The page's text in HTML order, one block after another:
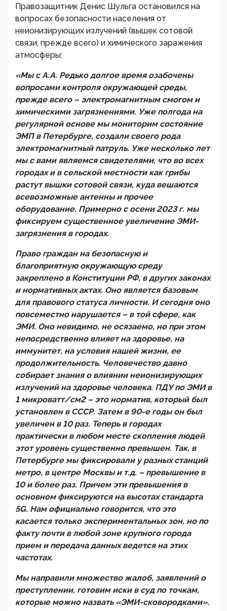
Правозащитник Денис Шульга остановился на
вопросах безопасности населения от
неионизирующих излучений (вышек сотовой
связи, прежде всего) и химического заражения
атмосферы:
«Мы с А.А. Редько долгое время озабочены
вопросами контроля окружающей среды,
прежде всего – электромагнитным смогом и
химическими загрязнениями. Уже полгода на
регулярной основе мы мониторим состояние
ЭМП в Петербурге, создали своего рода
электромагнитный патруль. Уже несколько лет
мы с вами являемся свидетелями, что во всех
городах и в сельской местности как грибы
растут вышки сотовой связи, куда вешаются
всевозможные антенны и прочее
оборудование. Примерно с осени 2023 г. мы
фиксируем существенное увеличение ЭМИ-
загрязнения в городах.
Право граждан на безопасную и
благоприятную окружающую среду
закреплено в Конституции РФ, в других законах
и нормативных актах. Оно является базовым
для правового статуса личности. И сегодня оно
повсеместно нарушается – в той сфере, как
ЭМИ. Оно невидимо, не осязаемо, но при этом
непосредственно влияет на здоровье, на
иммунитет, на условия нашей жизни, ее
продолжительность. Человечество давно
собирает знания о влиянии неионизирующих
излучений на здоровье человека. ПДУ по ЭМИ в
1 микроватт/см2 – это норматив, который был
установлен в СССР. Затем в 90-е годы он был
увеличен в 10 раз. Теперь в городах
практически в любом месте скопления людей
этот уровень существенно превышен. Так, в
Петербурге мы фиксировали у разных станций
метро, в центре Москвы и т.д. – превышение в
10 и более раз. Причем эти превышения в
основном фиксируются на высотах стандарта
5G. Нам официально говорится, что это
касается только экспериментальных зон, но по
факту почти в любой зоне крупного города
прием и передача данных ведется на этих
частотах.
Мы направили множество жалоб, заявлений о
преступлении, готовим иски в суд по точкам,
которые можно назвать «ЭМИ-сковородками».